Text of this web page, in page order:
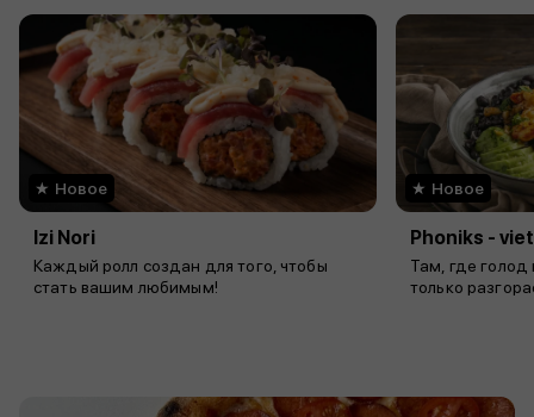
Новое
Izi Nori
Каждый ролл создан для того, чтобы
стать вашим любимым!
Новое
Phoniks -
Там, где голод
только